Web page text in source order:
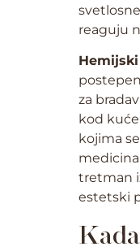
reaguju
za
kod
kojima
tretman
estetski